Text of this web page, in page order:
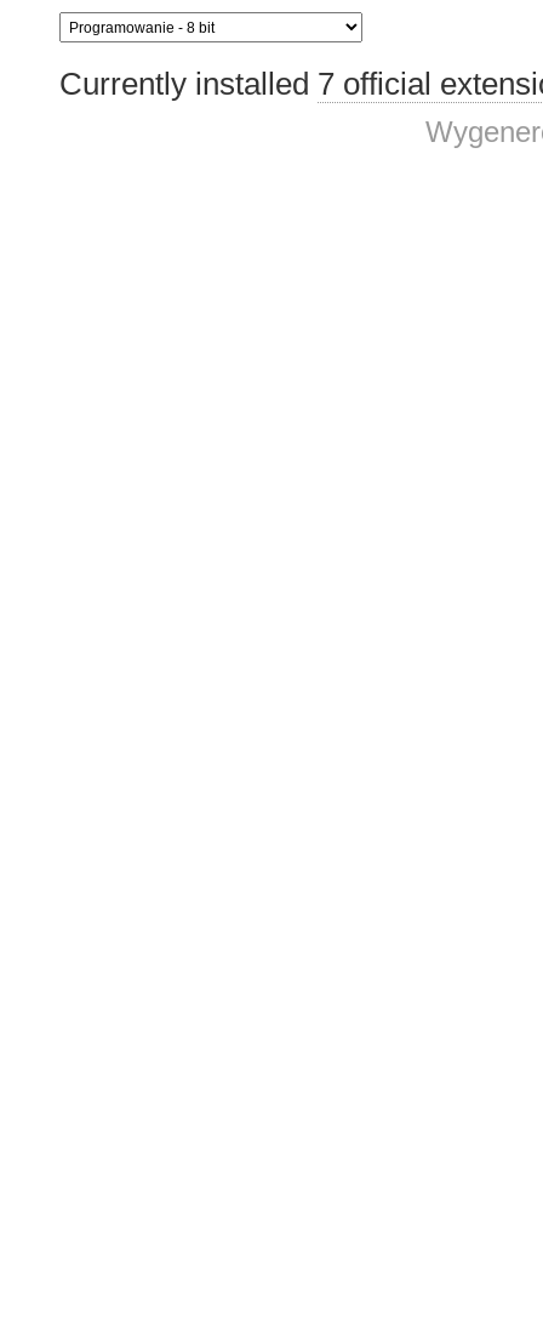
Currently installed 7 official